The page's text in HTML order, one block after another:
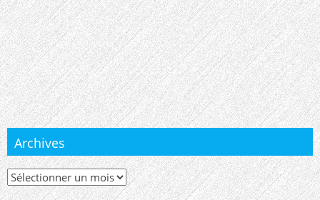
Archives
Archives